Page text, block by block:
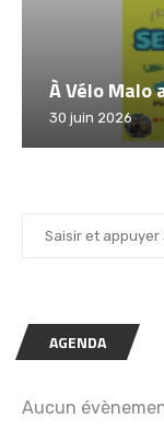
À Vélo Malo
30 juin 2026
AGENDA
Aucun